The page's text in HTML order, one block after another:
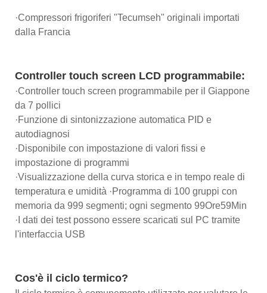
·Compressori frigoriferi "Tecumseh" originali importati
dalla Francia
Controller touch screen LCD programmabile:
·Controller touch screen programmabile per il Giappone
da 7 pollici
·Funzione di sintonizzazione automatica PID e
autodiagnosi
·Disponibile con impostazione di valori fissi e
impostazione di programmi
·Visualizzazione della curva storica e in tempo reale di
temperatura e umidità ·Programma di 100 gruppi con
memoria da 999 segmenti; ogni segmento 99Ore59Min
·I dati dei test possono essere scaricati sul PC tramite
l'interfaccia USB
Cos'è il ciclo termico?